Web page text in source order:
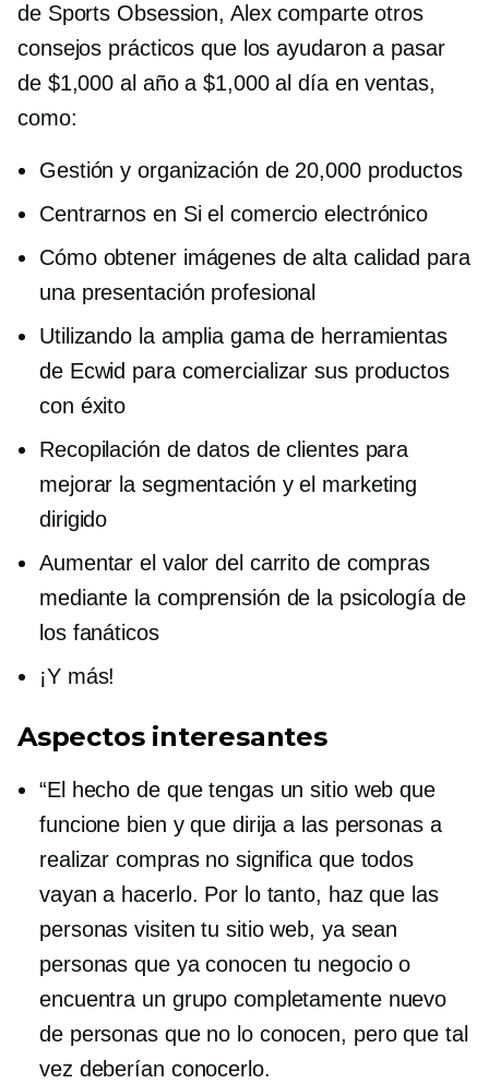
de Sports Obsession, Alex comparte otros
consejos prácticos que los ayudaron a pasar
de $1,000 al año a $1,000 al día en ventas,
como:
Gestión y organización de 20,000 productos
Centrarnos en Si el comercio electrónico
Cómo obtener imágenes de alta calidad para
una presentación profesional
Utilizando la amplia gama de herramientas
de Ecwid para comercializar sus productos
con éxito
Recopilación de datos de clientes para
mejorar la segmentación y el marketing
dirigido
Aumentar el valor del carrito de compras
mediante la comprensión de la psicología de
los fanáticos
¡Y más!
Aspectos interesantes
“El hecho de que tengas un sitio web que
funcione bien y que dirija a las personas a
realizar compras no significa que todos
vayan a hacerlo. Por lo tanto, haz que las
personas visiten tu sitio web, ya sean
personas que ya conocen tu negocio o
encuentra un grupo completamente nuevo
de personas que no lo conocen, pero que tal
vez deberían conocerlo.